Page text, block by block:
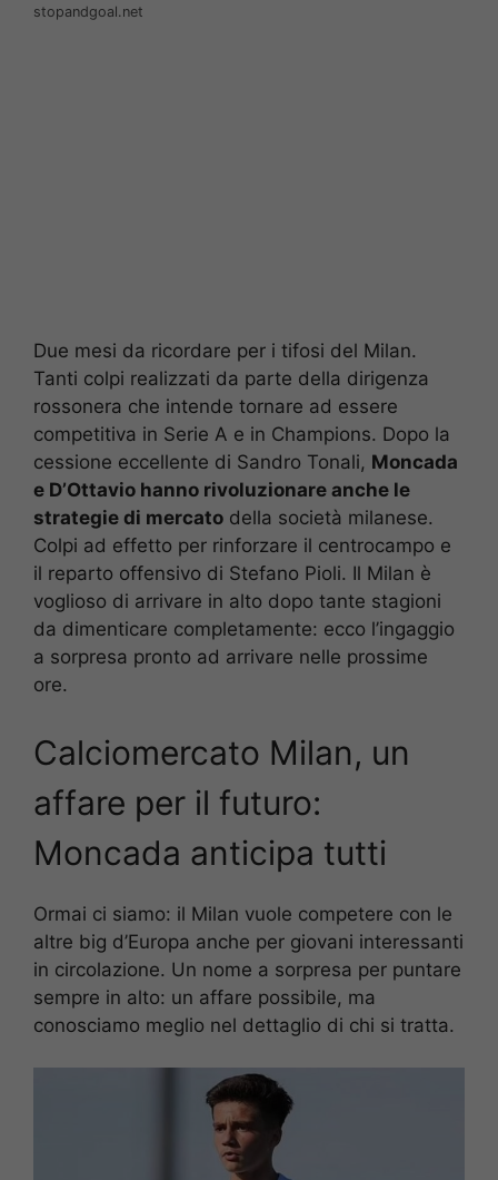
stopandgoal.net
Due mesi da ricordare per i tifosi del Milan.
Tanti colpi realizzati da parte della dirigenza
rossonera che intende tornare ad essere
competitiva in Serie A e in Champions. Dopo la
cessione eccellente di Sandro Tonali, Moncada
e D’Ottavio hanno rivoluzionare anche le
strategie di mercato della società milanese.
Colpi ad effetto per rinforzare il centrocampo e
il reparto offensivo di Stefano Pioli. Il Milan è
voglioso di arrivare in alto dopo tante stagioni
da dimenticare completamente: ecco l’ingaggio
a sorpresa pronto ad arrivare nelle prossime
ore.
Calciomercato Milan, un
affare per il futuro:
Moncada anticipa tutti
Ormai ci siamo: il Milan vuole competere con le
altre big d’Europa anche per giovani interessanti
in circolazione. Un nome a sorpresa per puntare
sempre in alto: un affare possibile, ma
conosciamo meglio nel dettaglio di chi si tratta.